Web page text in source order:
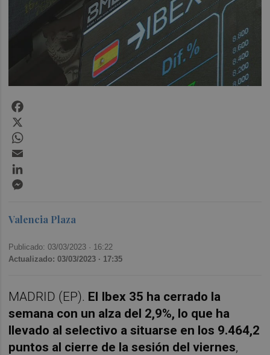
Valencia Plaza
Publicado: 03/03/2023 · 16:22
Actualizado: 03/03/2023 · 17:35
MADRID (EP). El Ibex 35 ha cerrado la
semana con un alza del 2,9%, lo que ha
llevado al selectivo a situarse en los 9.464,2
puntos al cierre de la sesión del viernes,